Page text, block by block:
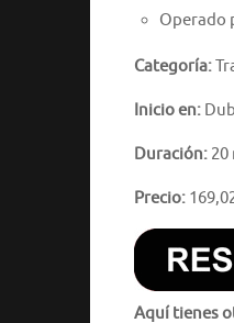
Operado
Categoría:
Inicio en:
Duración: 20
Precio:
Aquí tienes